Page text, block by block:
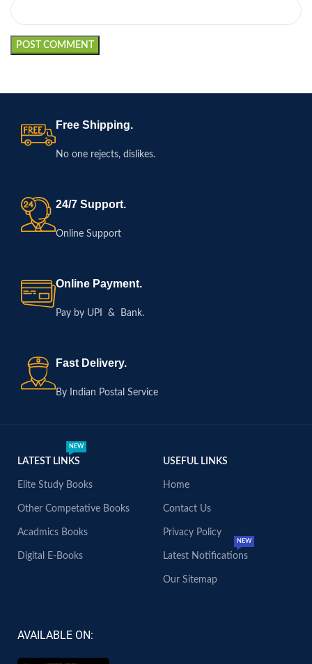
Free Shipping.
No one rejects, dislikes.
24/7 Support.
Online Support
Online Payment.
Pay by UPI & Bank.
Fast Delivery.
By Indian Postal Service
LATEST LINKS
NEW
Elite Study Books
Other Competative Books
Acadmics Books
Digital E-Books
USEFUL LINKS
Home
Contact Us
Privacy Policy
Latest Notifications
NEW
Our Sitemap
AVAILABLE ON: